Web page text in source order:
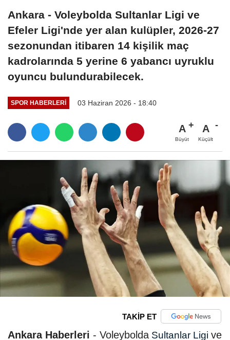
Ankara - Voleybolda Sultanlar Ligi ve
Efeler Ligi'nde yer alan kulüpler, 2026-27
sezonundan itibaren 14 kişilik maç
kadrolarında 5 yerine 6 yabancı uyruklu
oyuncu bulundurabilecek.
SPOR HABERLERI 03 Haziran 2026 - 18:40
A
Büyüt
A
Küçült
TAKİP ET
Ankara Haberleri - VoleyboldaSultanlar Ligi ve